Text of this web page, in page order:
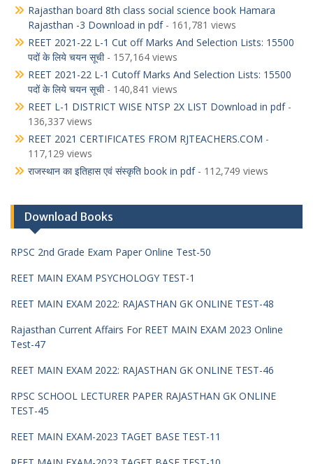
Rajasthan board 8th class social science book Hamara
Rajasthan -3 Download in pdf- 161,781 views
REET 2021-22 L-1 Cut off Marks And Selection Lists: 15500
पदों के लिये चयन सूची- 157,164 views
REET 2021-22 L-1 Cutoff Marks And Selection Lists: 15500
पदों के लिये चयन सूची- 140,841 views
REET L-1 DISTRICT WISE NTSP 2X LIST Download in pdf-
136,337 views
REET 2021 CERTIFICATES FROM RJTEACHERS.COM -
117,129 views
राजस्थान का इतिहास एवं संस्कृति book in pdf- 112,749 views
Download Books
RPSC 2nd Grade Exam Paper Online Test-50
REET MAIN EXAM PSYCHOLOGY TEST-1
REET MAIN EXAM 2022: RAJASTHAN GK ONLINE TEST-48
Rajasthan Current Affairs For REET MAIN EXAM 2023 Online
Test-47
REET MAIN EXAM 2022: RAJASTHAN GK ONLINE TEST-46
RPSC SCHOOL LECTURER PAPER RAJASTHAN GK ONLINE
TEST-45
REET MAIN EXAM-2023 TAGET BASE TEST-11